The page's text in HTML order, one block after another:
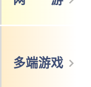
多端游戏